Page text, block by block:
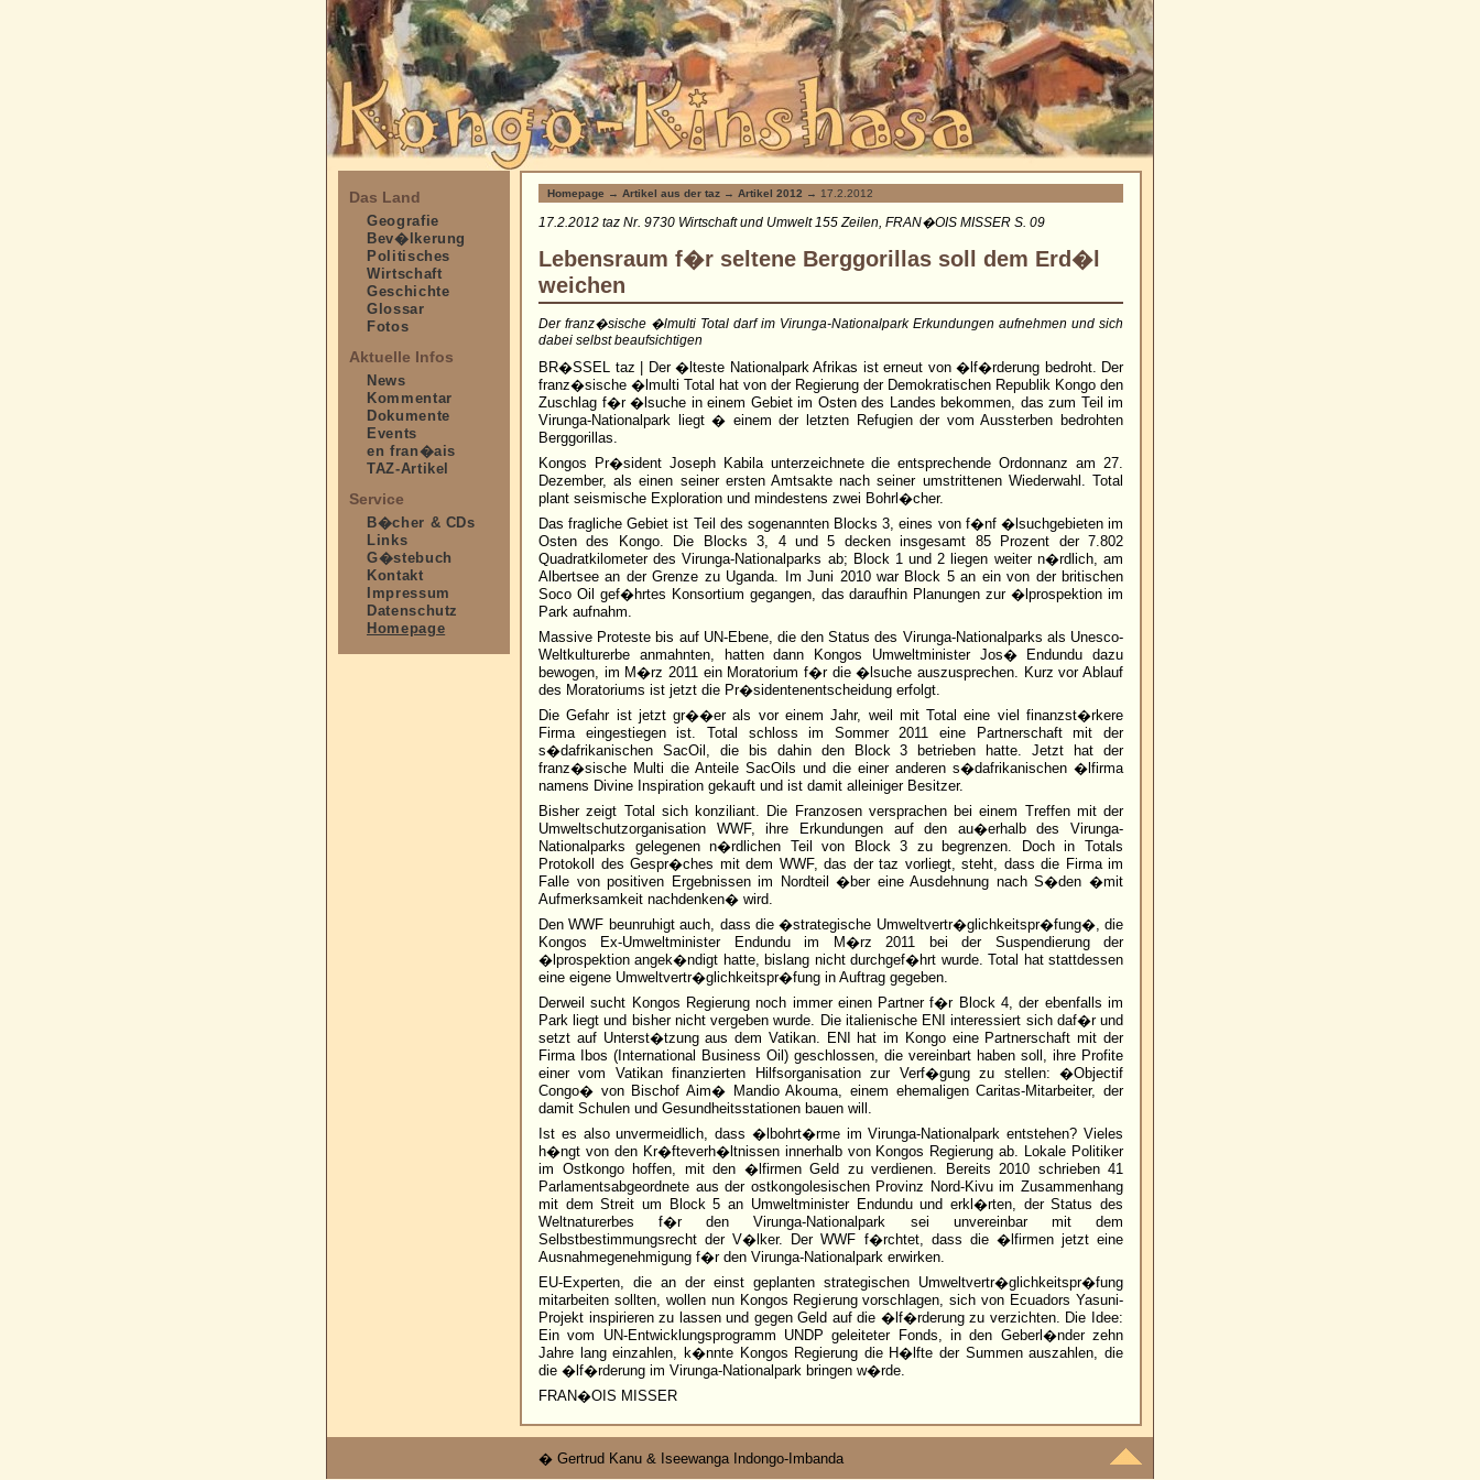
Das Land
Geografie
Bev�lkerung
Politisches
Wirtschaft
Geschichte
Glossar
Fotos
Aktuelle Infos
News
Kommentar
Dokumente
Events
en fran�ais
TAZ-Artikel
Service
B�cher & CDs
Links
G�stebuch
Kontakt
Impressum
Datenschutz
Homepage
Homepage → Artikel aus der taz → Artikel 2012 → 17.2.2012
17.2.2012 taz Nr. 9730 Wirtschaft und Umwelt 155 Zeilen, FRAN�OIS MISSER S. 09
Lebensraum f�r seltene Berggorillas soll dem Erd�l
weichen
Der franz�sische �lmulti Total darf im Virunga-Nationalpark Erkundungen aufnehmen und sich
dabei selbst beaufsichtigen
BR�SSEL taz | Der �lteste Nationalpark Afrikas ist erneut von �lf�rderung bedroht. Der
franz�sische �lmulti Total hat von der Regierung der Demokratischen Republik Kongo den
Zuschlag f�r �lsuche in einem Gebiet im Osten des Landes bekommen, das zum Teil im
Virunga-Nationalpark liegt � einem der letzten Refugien der vom Aussterben bedrohten
Berggorillas.
Kongos Pr�sident Joseph Kabila unterzeichnete die entsprechende Ordonnanz am 27.
Dezember, als einen seiner ersten Amtsakte nach seiner umstrittenen Wiederwahl. Total
plant seismische Exploration und mindestens zwei Bohrl�cher.
Das fragliche Gebiet ist Teil des sogenannten Blocks 3, eines von f�nf �lsuchgebieten im
Osten des Kongo. Die Blocks 3, 4 und 5 decken insgesamt 85 Prozent der 7.802
Quadratkilometer des Virunga-Nationalparks ab; Block 1 und 2 liegen weiter n�rdlich, am
Albertsee an der Grenze zu Uganda. Im Juni 2010 war Block 5 an ein von der britischen
Soco Oil gef�hrtes Konsortium gegangen, das daraufhin Planungen zur �lprospektion im
Park aufnahm.
Massive Proteste bis auf UN-Ebene, die den Status des Virunga-Nationalparks als Unesco-
Weltkulturerbe anmahnten, hatten dann Kongos Umweltminister Jos� Endundu dazu
bewogen, im M�rz 2011 ein Moratorium f�r die �lsuche auszusprechen. Kurz vor Ablauf
des Moratoriums ist jetzt die Pr�sidentenentscheidung erfolgt.
Die Gefahr ist jetzt gr��er als vor einem Jahr, weil mit Total eine viel finanzst�rkere
Firma eingestiegen ist. Total schloss im Sommer 2011 eine Partnerschaft mit der
s�dafrikanischen SacOil, die bis dahin den Block 3 betrieben hatte. Jetzt hat der
franz�sische Multi die Anteile SacOils und die einer anderen s�dafrikanischen �lfirma
namens Divine Inspiration gekauft und ist damit alleiniger Besitzer.
Bisher zeigt Total sich konziliant. Die Franzosen versprachen bei einem Treffen mit der
Umweltschutzorganisation WWF, ihre Erkundungen auf den au�erhalb des Virunga-
Nationalparks gelegenen n�rdlichen Teil von Block 3 zu begrenzen. Doch in Totals
Protokoll des Gespr�ches mit dem WWF, das der taz vorliegt, steht, dass die Firma im
Falle von positiven Ergebnissen im Nordteil �ber eine Ausdehnung nach S�den �mit
Aufmerksamkeit nachdenken� wird.
Den WWF beunruhigt auch, dass die �strategische Umweltvertr�glichkeitspr�fung�, die
Kongos Ex-Umweltminister Endundu im M�rz 2011 bei der Suspendierung der
�lprospektion angek�ndigt hatte, bislang nicht durchgef�hrt wurde. Total hat stattdessen
eine eigene Umweltvertr�glichkeitspr�fung in Auftrag gegeben.
Derweil sucht Kongos Regierung noch immer einen Partner f�r Block 4, der ebenfalls im
Park liegt und bisher nicht vergeben wurde. Die italienische ENI interessiert sich daf�r und
setzt auf Unterst�tzung aus dem Vatikan. ENI hat im Kongo eine Partnerschaft mit der
Firma Ibos (International Business Oil) geschlossen, die vereinbart haben soll, ihre Profite
einer vom Vatikan finanzierten Hilfsorganisation zur Verf�gung zu stellen: �Objectif
Congo� von Bischof Aim� Mandio Akouma, einem ehemaligen Caritas-Mitarbeiter, der
damit Schulen und Gesundheitsstationen bauen will.
Ist es also unvermeidlich, dass �lbohrt�rme im Virunga-Nationalpark entstehen? Vieles
h�ngt von den Kr�fteverh�ltnissen innerhalb von Kongos Regierung ab. Lokale Politiker
im Ostkongo hoffen, mit den �lfirmen Geld zu verdienen. Bereits 2010 schrieben 41
Parlamentsabgeordnete aus der ostkongolesischen Provinz Nord-Kivu im Zusammenhang
mit dem Streit um Block 5 an Umweltminister Endundu und erkl�rten, der Status des
Weltnaturerbes f�r den Virunga-Nationalpark sei unvereinbar mit dem
Selbstbestimmungsrecht der V�lker. Der WWF f�rchtet, dass die �lfirmen jetzt eine
Ausnahmegenehmigung f�r den Virunga-Nationalpark erwirken.
EU-Experten, die an der einst geplanten strategischen Umweltvertr�glichkeitspr�fung
mitarbeiten sollten, wollen nun Kongos Regierung vorschlagen, sich von Ecuadors Yasuni-
Projekt inspirieren zu lassen und gegen Geld auf die �lf�rderung zu verzichten. Die Idee:
Ein vom UN-Entwicklungsprogramm UNDP geleiteter Fonds, in den Geberl�nder zehn
Jahre lang einzahlen, k�nnte Kongos Regierung die H�lfte der Summen auszahlen, die
die �lf�rderung im Virunga-Nationalpark bringen w�rde.
FRAN�OIS MISSER
� Gertrud Kanu & Iseewanga Indongo-Imbanda